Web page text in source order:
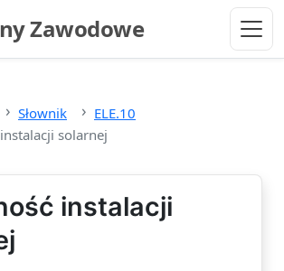
Zawodowe
Słownik
ELE.10
solarnej
instalacji